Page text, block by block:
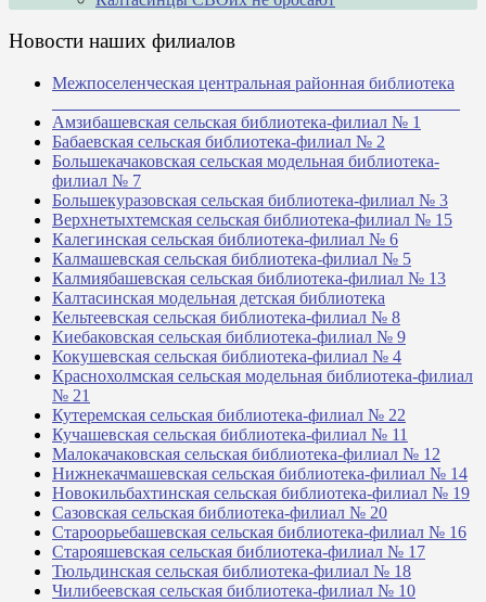
Новости наших филиалов
Межпоселенческая центральная районная библиотека
Амзибашевская сельская библиотека-филиал № 1
Бабаевская сельская библиотека-филиал № 2
Большекачаковская сельская модельная библиотека-
филиал № 7
Большекуразовская сельская библиотека-филиал № 3
Верхнетыхтемская сельская библиотека-филиал № 15
Калегинская сельская библиотека-филиал № 6
Калмашевская сельская библиотека-филиал № 5
Калмиябашевская сельская библиотека-филиал № 13
Калтасинская модельная детская библиотека
Кельтеевская сельская библиотека-филиал № 8
Киебаковская сельская библиотека-филиал № 9
Кокушевская сельская библиотека-филиал № 4
Краснохолмская сельская модельная библиотека-филиал
№ 21
Кутеремская сельская библиотека-филиал № 22
Кучашевская сельская библиотека-филиал № 11
Малокачаковская сельская библиотека-филиал № 12
Нижнекачмашевская сельская библиотека-филиал № 14
Новокильбахтинская сельская библиотека-филиал № 19
Сазовская сельская библиотека-филиал № 20
Староорьебашевская сельская библиотека-филиал № 16
Старояшевская сельская библиотека-филиал № 17
Тюльдинская сельская библиотека-филиал № 18
Чилибеевская сельская библиотека-филиал № 10